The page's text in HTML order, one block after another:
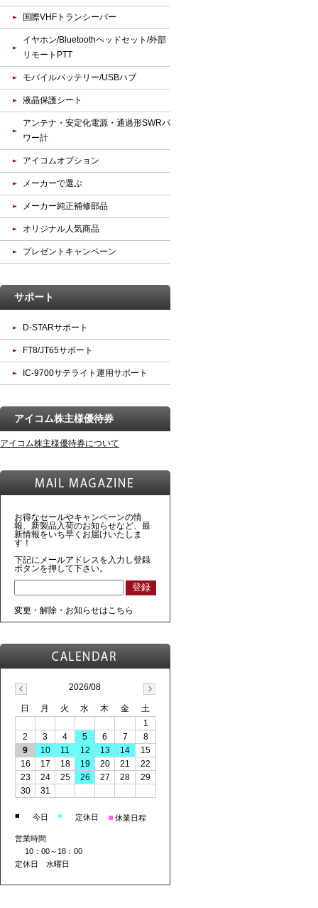
国際VHFトランシーバー
イヤホン/Bluetoothヘッドセット/外部
リモートPTT
モバイルバッテリー/USBハブ
液晶保護シート
アンテナ・安定化電源・通過形SWRパ
ワー計
アイコムオプション
メーカーで選ぶ
メーカー純正補修部品
オリジナル人気商品
プレゼントキャンペーン
サポート
D-STARサポート
FT8/JT65サポート
IC-9700サテライト運用サポート
アイコム株主様優待券
アイコム株主様優待券について
お得なセールやキャンペーンの情
報、新製品入荷のお知らせなど、最
新情報をいち早くお届けいたしま
す！
下記にメールアドレスを入力し登録
ボタンを押して下さい。
変更・解除・お知らせはこちら
2026/08
日 月 火 水 木 金
土
1
2
3 4 5 6 7
8
9
10 11 12 13 14
15
16
17 18 19 20 21
22
23
24 25 26 27 28
29
30
31
■ 今日 ■ 定休日 ■ 休業日程
営業時間
10：00～18：00
定休日 水曜日